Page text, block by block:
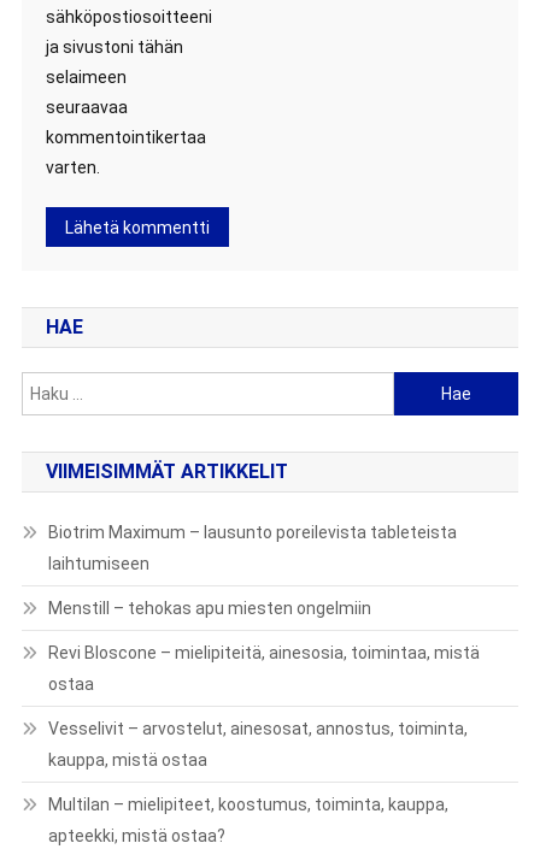
sähköpostiosoitteeni
ja sivustoni tähän
selaimeen
seuraavaa
kommentointikertaa
varten.
HAE
VIIMEISIMMÄT ARTIKKELIT
Biotrim Maximum – lausunto poreilevista tableteista
laihtumiseen
Menstill – tehokas apu miesten ongelmiin
Revi Bloscone – mielipiteitä, ainesosia, toimintaa, mistä
ostaa
Vesselivit – arvostelut, ainesosat, annostus, toiminta,
kauppa, mistä ostaa
Multilan – mielipiteet, koostumus, toiminta, kauppa,
apteekki, mistä ostaa?